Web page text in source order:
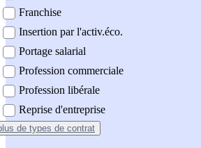
Franchise
Insertion par l'activ.éco.
Portage salarial
Profession commerciale
Profession libérale
Reprise d'entreprise
de types de contrat